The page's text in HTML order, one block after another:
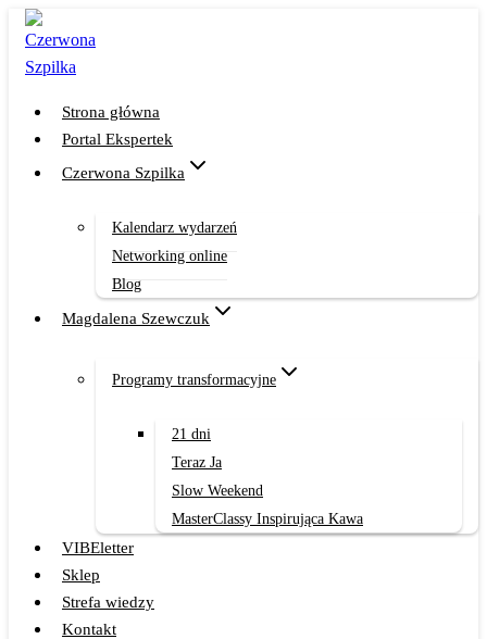
Przejdź
treści
Strona główna
Portal Ekspertek
Czerwona Szpilka
Kalendarz wydarzeń
Networking online
Blog
Magdalena Szewczuk
Programy transformacyjne
21 dni
Teraz Ja
Slow Weekend
MasterClassy Inspirująca Kawa
VIBEletter
Sklep
Strefa wiedzy
Kontakt